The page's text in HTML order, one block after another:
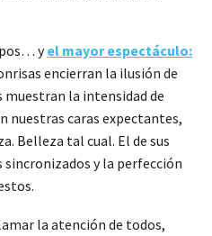
yel mayor espectáculo:
encierran la ilusión de
muestran la intensidad de
nuestras caras expectantes,
Belleza tal cual. El de sus
y la perfección
la atención de todos,